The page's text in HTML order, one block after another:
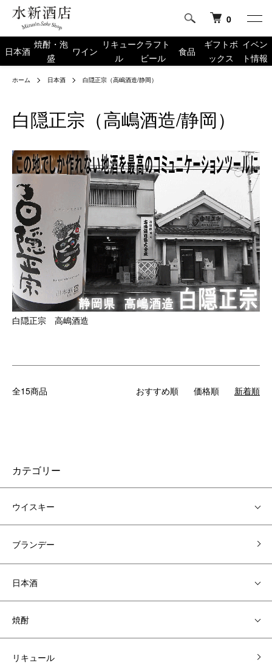
0
日本酒
焼酎・泡
盛
ワイン
リキュー
ル
クラフト
ビール
食品
ギフトボ
ックス
イベン
ト情報
ホーム 日本酒 白隠正宗（高嶋酒造/静岡）
白隠正宗（高嶋酒造/静岡）
白隠正宗 高嶋酒造
全15商品 おすすめ順 価格順 新着順
カテゴリー
ウイスキー
ブランデー
日本酒
焼酎
リキュール